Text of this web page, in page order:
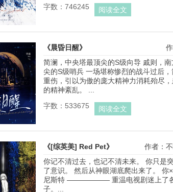
字数：746245
阅读全文
《晨昏日醒》
简澜，中央塔最顶尖的S级向导 戚则，南
尖的S级哨兵 一场堪称惨烈的战斗过后，
重伤，引以为傲的庞大精神力消耗殆尽
的精神紊乱。 ...
字数：533675
阅读全文
《[综英美] Red Pet》
作者：
你记不清过去，也记不清未来。 你只是
了意识。 然后从神眼湖底爬出来了。 你
尼斯特 —————— 重温电视剧迷上了
子。...